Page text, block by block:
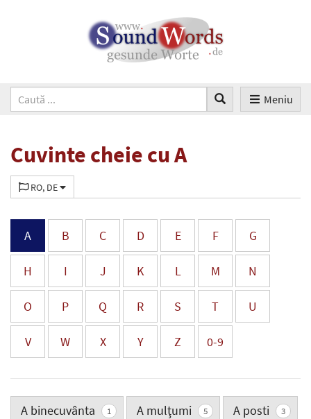
Meniu
Cuvinte cheie cu A
RO, DE
A B C D E F G
H I J K L M N
O P Q R S T U
V W X Y Z 0-9
A binecuvânta 1 A mulţumi 5 A posti 3